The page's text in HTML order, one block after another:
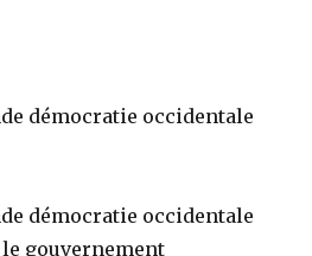
quoi
démocratie occidentale
démocratie occidentale
le gouvernement